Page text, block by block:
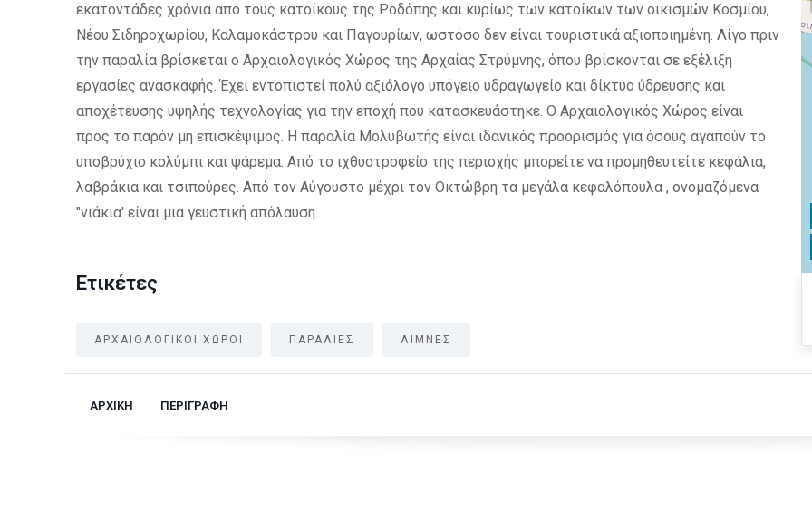
εκατοντάδες χρόνια απο τους κατοίκους της Ροδόπης και κυρίως των κατοίκων των οικισμών Κοσμίου,
Νέου Σιδηροχωρίου, Καλαμοκάστρου και Παγουρίων, ωστόσο δεν είναι τουριστικά αξιοποιημένη. Λίγο πριν
την παραλία βρίσκεται ο Αρχαιολογικός Χώρος της Αρχαίας Στρύμνης, όπου βρίσκονται σε εξέλιξη
εργασίες ανασκαφής. Έχει εντοπιστεί πολύ αξιόλογο υπόγειο υδραγωγείο και δίκτυο ύδρευσης και
αποχέτευσης υψηλής τεχνολογίας για την εποχή που κατασκευάστηκε. Ο Αρχαιολογικός Χώρος είναι
προς το παρόν μη επισκέψιμος. Η παραλία Μολυβωτής είναι ιδανικός προορισμός για όσους αγαπούν το
υποβρύχιο κολύμπι και ψάρεμα. Από το ιχθυοτροφείο της περιοχής μπορείτε να προμηθευτείτε κεφάλια,
λαβράκια και τσιπούρες. Από τον Αύγουστο μέχρι τον Οκτώβρη τα μεγάλα κεφαλόπουλα , ονομαζόμενα
"νιάκια' είναι μια γευστική απόλαυση.
Ετικέτες
ΑΡΧΑΙΟΛΟΓΙΚΟΙ ΧΩΡΟΙ ΠΑΡΑΛΙΕΣ ΛΙΜΝΕΣ
ΑΡΧΙΚΗ ΠΕΡΙΓΡΑΦΗ